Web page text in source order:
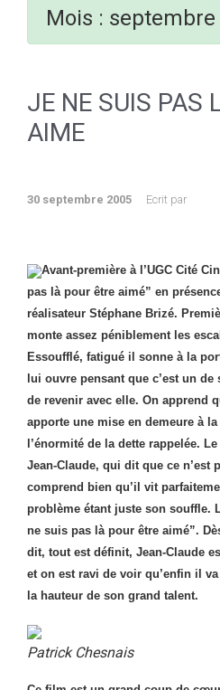
Mois : septembre
JE NE SUIS PAS
AIME
30 septembre 2005 Ecrit par
Avant-première à l’UGC Cité
pas là pour être aimé” en
réalisateur Stéphane Brizé.
monte assez péniblement les
Essoufflé, fatigué il sonne à la
lui ouvre pensant que c’est un
de revenir avec elle. On apprend
apporte une mise en demeure à
l’énormité de la dette rappelée.
Jean-Claude, qui dit que ce n’est
comprend bien qu’il vit
problème étant juste son souffle.
ne suis pas là pour être aimé”.
dit, tout est définit, Jean-Claude
et on est ravi de voir qu’enfin il
la hauteur de son grand talent.
Patrick Chesnais